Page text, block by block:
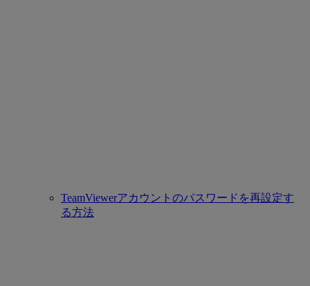
TeamViewerアカウントのパスワードを再設定す
る方法